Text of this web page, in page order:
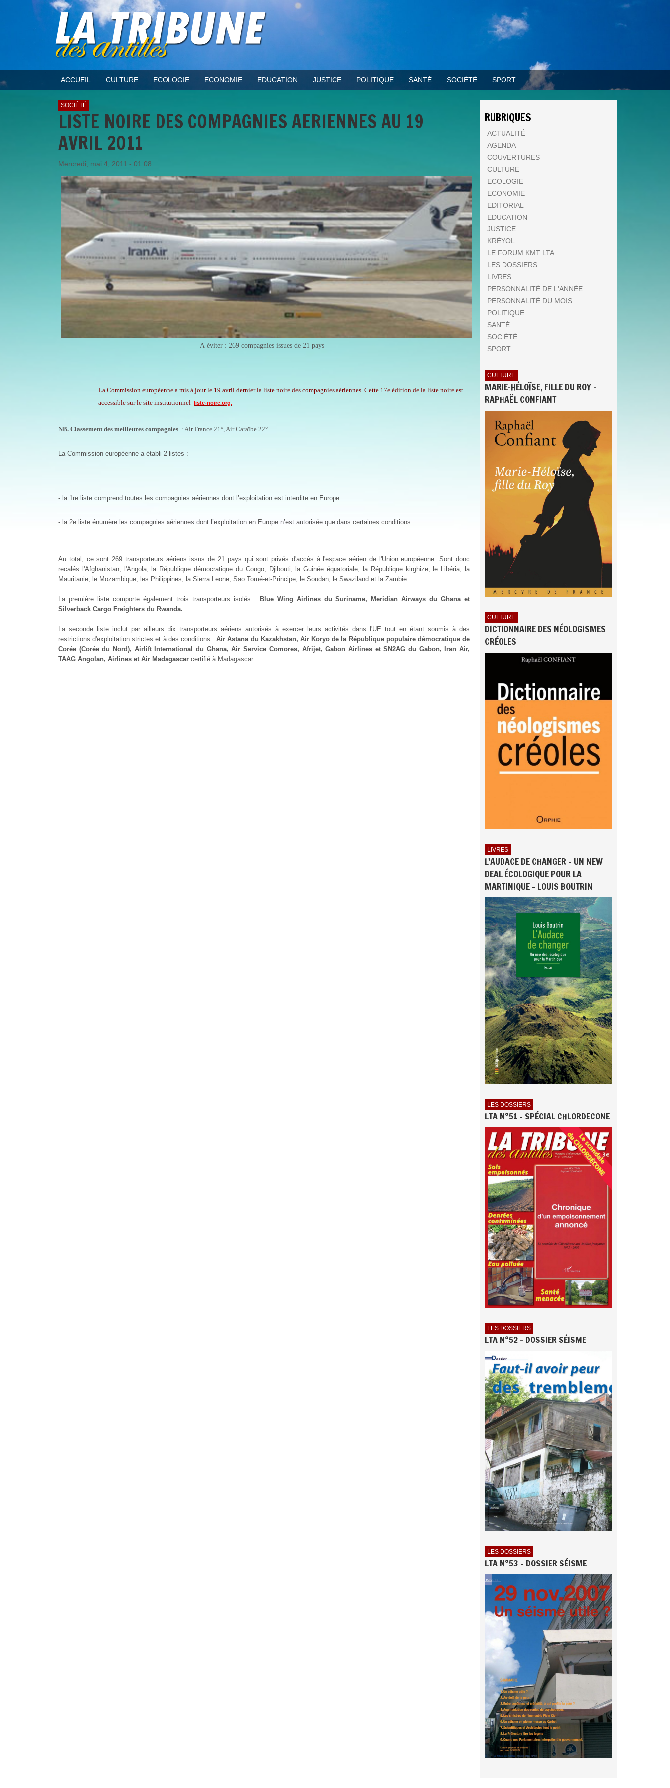
ACCUEIL CULTURE ECOLOGIE ECONOMIE EDUCATION JUSTICE POLITIQUE SANTÉ SOCIÉTÉ SPORT
SOCIÉTÉ
LISTE NOIRE DES COMPAGNIES AERIENNES AU 19
AVRIL 2011
Mercredi, mai 4, 2011 - 01:08
A éviter : 269 compagnies issues de 21 pays
La Commission européenne a mis à jour le 19 avril dernier la liste noire des compagnies aériennes. Cette 17e édition de la liste noire est
accessible sur le site institutionnel liste-noire.org.
NB. Classement des meilleures compagnies : Air France 21°, Air Caraïbe 22°
La Commission européenne a établi 2 listes :
- la 1re liste comprend toutes les compagnies aériennes dont l’exploitation est interdite en Europe
- la 2e liste énumère les compagnies aériennes dont l’exploitation en Europe n’est autorisée que dans certaines conditions.
Au total, ce sont 269 transporteurs aériens issus de 21 pays qui sont privés d'accès à l'espace aérien de l'Union européenne. Sont donc
recalés l'Afghanistan, l'Angola, la République démocratique du Congo, Djibouti, la Guinée équatoriale, la République kirghize, le Libéria, la
Mauritanie, le Mozambique, les Philippines, la Sierra Leone, Sao Tomé-et-Principe, le Soudan, le Swaziland et la Zambie.
La première liste comporte également trois transporteurs isolés :
Blue Wing Airlines du Suriname, Meridian Airways du Ghana et
Silverback Cargo Freighters du Rwanda.
La seconde liste inclut par ailleurs dix transporteurs aériens autorisés à exercer leurs activités dans l'UE tout en étant soumis à des
restrictions d'exploitation strictes et à des conditions :Air Astana du Kazakhstan, Air Koryo de la République populaire démocratique de
Corée (Corée du Nord), Airlift International du Ghana, Air Service Comores, Afrijet, Gabon Airlines et SN2AG du Gabon, Iran Air,
TAAG Angolan, Airlines et Air Madagascar certifié à Madagascar.
RUBRIQUES
ACTUALITÉ
AGENDA
COUVERTURES
CULTURE
ECOLOGIE
ECONOMIE
EDITORIAL
EDUCATION
JUSTICE
KRÉYOL
LE FORUM KMT LTA
LES DOSSIERS
LIVRES
PERSONNALITÉ DE L'ANNÉE
PERSONNALITÉ DU MOIS
POLITIQUE
SANTÉ
SOCIÉTÉ
SPORT
CULTURE
MARIE-HÉLOÏSE, FILLE DU ROY -
RAPHAËL CONFIANT
CULTURE
DICTIONNAIRE DES NÉOLOGISMES
CRÉOLES
LIVRES
L'AUDACE DE CHANGER - UN NEW
DEAL ÉCOLOGIQUE POUR LA
MARTINIQUE - LOUIS BOUTRIN
LES DOSSIERS
LTA N°51 - SPÉCIAL CHLORDECONE
LES DOSSIERS
LTA N°52 - DOSSIER SÉISME
LES DOSSIERS
LTA N°53 - DOSSIER SÉISME